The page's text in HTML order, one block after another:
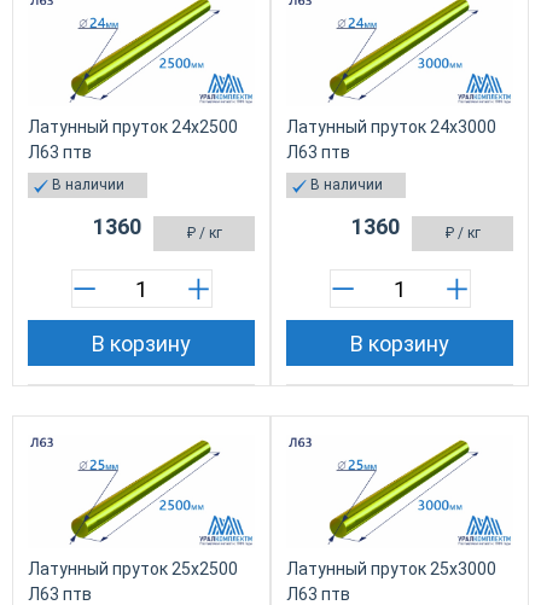
Латунный пруток 24х2500
Л63 птв
В наличии
₽ / кг
1360
В корзину
Латунный пруток 24х3000
Л63 птв
В наличии
₽ / кг
1360
В корзину
Латунный пруток 25х2500
Л63 птв
Латунный пруток 25х3000
Л63 птв